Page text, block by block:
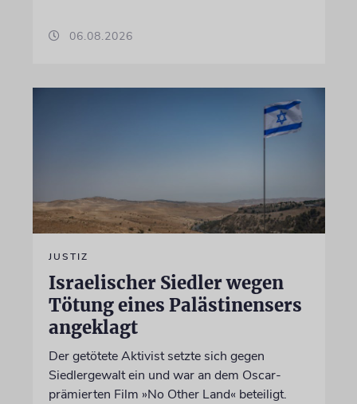
06.08.2026
JUSTIZ
Israelischer Siedler wegen
Tötung eines Palästinensers
angeklagt
Der getötete Aktivist setzte sich gegen
Siedlergewalt ein und war an dem Oscar-
prämierten Film »No Other Land« beteiligt.